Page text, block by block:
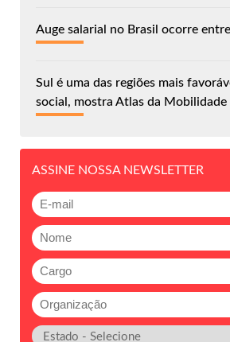
Auge salarial no Brasil ocorre
Sul é uma das regiões mais
social, mostra Atlas da Mobilidade
ASSINE NOSSA NEWSLETTER